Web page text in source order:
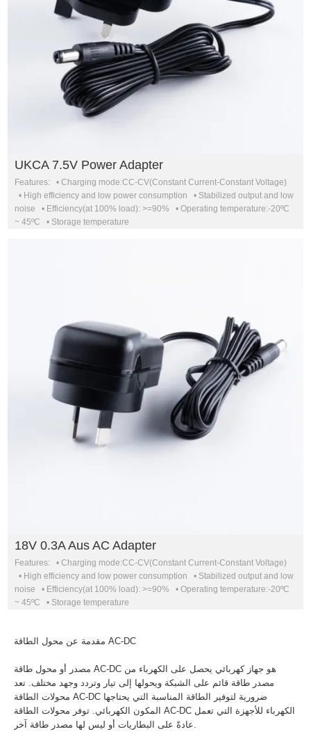
UKCA 7.5V Power Adapter
Features: • Charging mode:CC-CV(Constant Current-Constant Voltage)
• High efficiency and low power consumption • Stabilized output and low
noise • Efficiency(at 100% load): >=90% • Operating temperature:-20ºC
~ 45ºC • Storage temperature
18V 0.3A Aus AC Adapter
Features: • Charging mode:CC-CV(Constant Current-Constant Voltage)
• High efficiency and low power consumption • Stabilized output and low
noise • Efficiency(at 100% load): >=90% • Operating temperature:-20ºC
~ 45ºC • Storage temperature
مقدمة عن محول الطاقة AC-DC
مصدر أو محول طاقة AC-DC هو جهاز كهربائي يحصل على الكهرباء من
مصدر طاقة قائم على الشبكة ويحولها إلى تيار وتردد وجهد مختلف. تعد
محولات الطاقة AC-DC ضرورية لتوفير الطاقة المناسبة التي يحتاجها
المكون الكهربائي. توفر محولات الطاقة AC-DC الكهرباء للأجهزة التي تعمل
عادةً على البطاريات أو ليس لها مصدر طاقة آخر.